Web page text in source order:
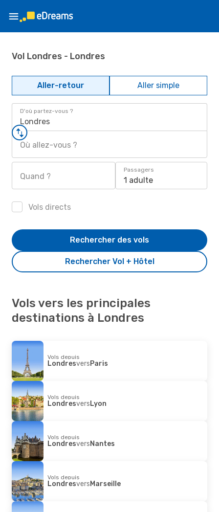
Vol Londres - Londres
Aller-retour Aller simple
D'où partez-vous ?
Londres
Où allez-vous ?
Quand ?
Passagers
1 adulte
Vols directs
Rechercher Vol + Hôtel
Rechercher des vols
Vols vers les principales
destinations à Londres
Vols depuis
LondresversParis
Vols depuis
LondresversLyon
Vols depuis
LondresversNantes
Vols depuis
LondresversMarseille